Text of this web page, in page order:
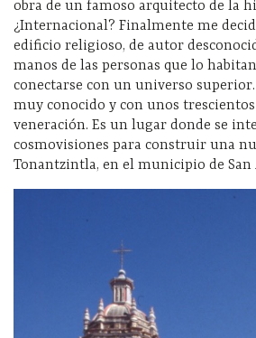
obra de un famoso arquitecto de la
¿Internacional? Finalmente me
edificio religioso, de autor
manos de las personas que lo
conectarse con un universo superior.
muy conocido y con unos trescientos
veneración. Es un lugar donde se
cosmovisiones para construir una
Tonantzintla, en el municipio de San